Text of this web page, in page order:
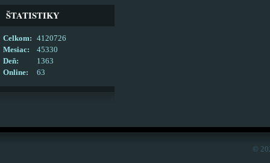
ŠTATISTIKY
Online: 63
Celkom:
4120726
Mesiac:
45330
Deň:
1363
©